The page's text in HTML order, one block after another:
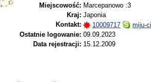
Miejscowość: Marcepanowo :3
Kraj: Japonia
Kontakt:
10009717
miju-
Ostatnie logowanie: 09.09.2023
Data rejestracji: 15.12.2009